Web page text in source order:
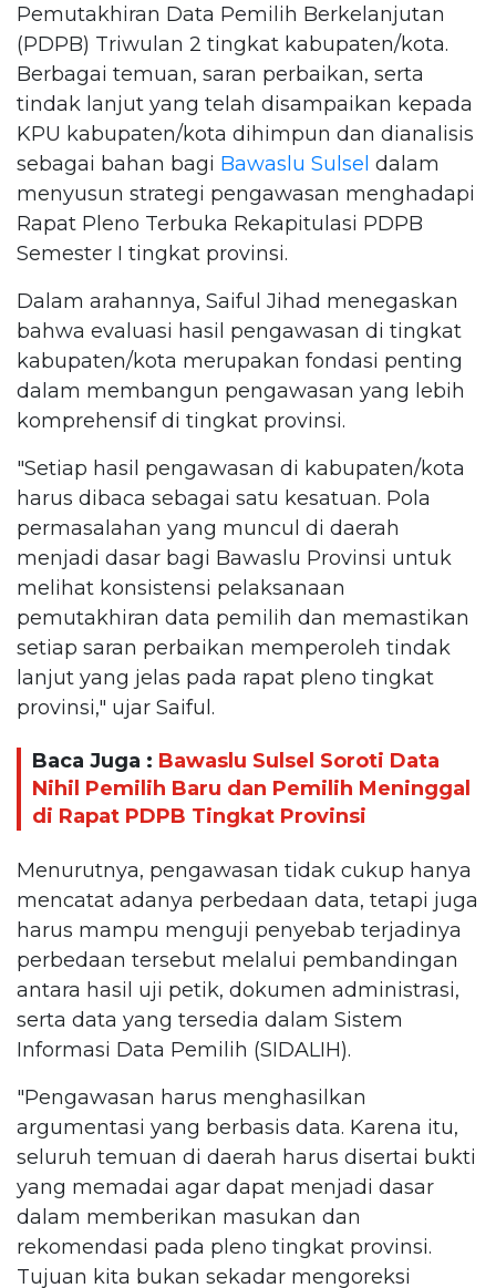
Pemutakhiran Data Pemilih Berkelanjutan
(PDPB) Triwulan 2 tingkat kabupaten/kota.
Berbagai temuan, saran perbaikan, serta
tindak lanjut yang telah disampaikan kepada
KPU kabupaten/kota dihimpun dan dianalisis
sebagai bahan bagi Bawaslu Sulsel dalam
menyusun strategi pengawasan menghadapi
Rapat Pleno Terbuka Rekapitulasi PDPB
Semester I tingkat provinsi.
Dalam arahannya, Saiful Jihad menegaskan
bahwa evaluasi hasil pengawasan di tingkat
kabupaten/kota merupakan fondasi penting
dalam membangun pengawasan yang lebih
komprehensif di tingkat provinsi.
"Setiap hasil pengawasan di kabupaten/kota
harus dibaca sebagai satu kesatuan. Pola
permasalahan yang muncul di daerah
menjadi dasar bagi Bawaslu Provinsi untuk
melihat konsistensi pelaksanaan
pemutakhiran data pemilih dan memastikan
setiap saran perbaikan memperoleh tindak
lanjut yang jelas pada rapat pleno tingkat
provinsi," ujar Saiful.
Baca Juga : Bawaslu Sulsel Soroti Data
Nihil Pemilih Baru dan Pemilih Meninggal
di Rapat PDPB Tingkat Provinsi
Menurutnya, pengawasan tidak cukup hanya
mencatat adanya perbedaan data, tetapi juga
harus mampu menguji penyebab terjadinya
perbedaan tersebut melalui pembandingan
antara hasil uji petik, dokumen administrasi,
serta data yang tersedia dalam Sistem
Informasi Data Pemilih (SIDALIH).
"Pengawasan harus menghasilkan
argumentasi yang berbasis data. Karena itu,
seluruh temuan di daerah harus disertai bukti
yang memadai agar dapat menjadi dasar
dalam memberikan masukan dan
rekomendasi pada pleno tingkat provinsi.
Tujuan kita bukan sekadar mengoreksi